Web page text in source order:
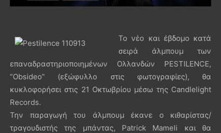
Το νέο και έβδομο κατά
σειρά άλμπουμ των
επαναδραστηριοποιημένων Ολλανδών PESTILENCE,
“Obsideo” (εξώφυλλο στις φωτογραφίες), θα
κυκλοφορήσει στις 21 Οκτωβρίου μέσω της Candlelight
Records.
Την παραγωγή του άλμπουμ έκανε ο κιθαρίστας/
τραγουδιστής της μπάντας, Patrick Mameli και θα